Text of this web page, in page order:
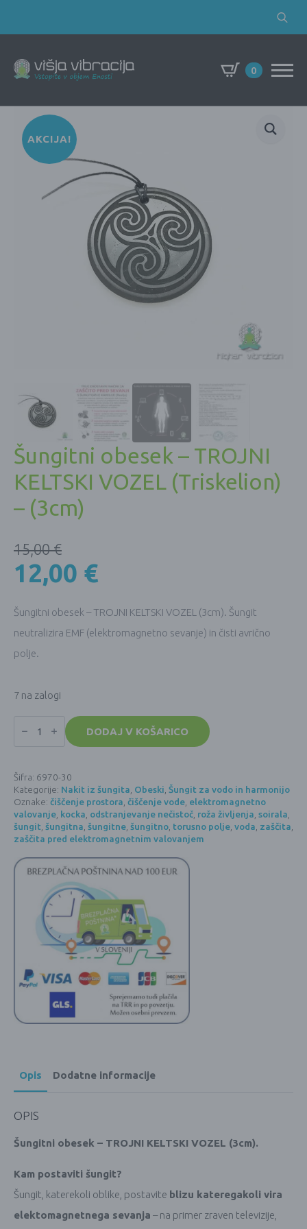
Search
0
AKCIJA!
Šungitni obesek – TROJNI
KELTSKI VOZEL (Triskelion)
– (3cm)
15,00€
12,00 €
Šungitni obesek – TROJNI KELTSKI VOZEL (3cm). Šungit
neutralizira EMF (elektromagnetno sevanje) in čisti avrično
polje.
7 na zalogi
obesek
VOZEL
(Triskelion)
-
(3cm)
količina
DODAJ V KOŠARICO
Šifra: 6970-30
Kategorije: Nakit iz šungita, Obeski, Šungit za vodo in harmonijo
Oznake: čiščenje prostora, čiščenje vode, elektromagnetno
valovanje, kocka, odstranjevanje nečistoč, roža življenja, soirala,
šungit, šungitna, šungitne, šungitno, torusno polje, voda, zaščita,
zaščita pred elektromagnetnim valovanjem
Opis Dodatne informacije
OPIS
Šungitni obesek – TROJNI KELTSKI VOZEL (3cm).
Kam postaviti šungit?
Šungit, katerekoli oblike, postavite blizu kateregakoli vira
elektomagnetnega sevanja – na primer zraven televizije,